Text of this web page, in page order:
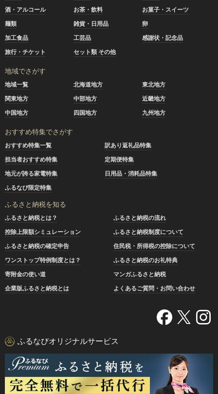
酒・アルコール
お茶・飲料
お菓子・スイーツ
麺類
雑貨・日用品
卵
加工食品
工芸品
感謝状・記念品
旅行・チケット
セット類 その他
地域でさがす
地域一覧 北海道地方
東北地方
関東地方
中部地方
近畿地方
中国地方
四国地方 九州地方
おすすめ特集でさがす
おすすめ特集一覧
訳あり返礼品特集
担当者おすすめ特集
定期便特集
地元が誇る家電特集
日用品・消耗品特集
ふるなび限定特集
ふるさと納税を知る
ふるさと納税とは？
ふるさと納税の流れ
控除上限額シミュレーション
ふるさと納税制度について
ふるさと納税の確定申告
住民税・所得税の控除について
ワンストップ特例制度とは？
ふるさと納税のお礼特典
寄附金の使い道
マンガふるさと納税
企業版ふるさと納税とは
よくあるご質問・お問い合わせ
ふるなびオリジナルサービス